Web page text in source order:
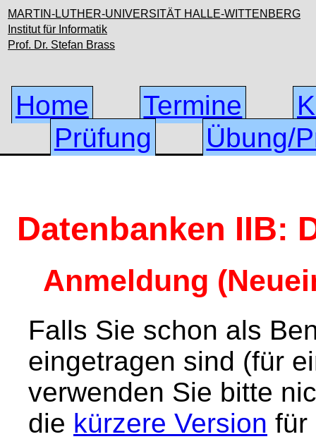
MARTIN-LUTHER-UNIVERSITÄT HALLE-WITTENBERG
Institut für Informatik
Prof. Dr. Stefan Brass
Home Termine
Prüfung
Übung/
Datenbanken IIB:
Anmeldung
Falls Sie schon als
eingetragen sind (für
verwenden Sie bitte
die kürzere Version für